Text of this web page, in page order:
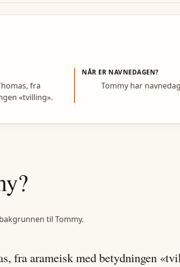
fra
«tvilling».
NÅR ER NAVNEDAGEN?
Tommy har
?
til Tommy.
fra arameisk med betydningen